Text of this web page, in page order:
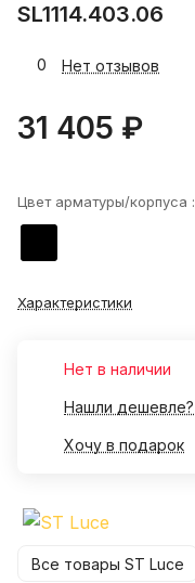
SL1114.403.06
0 Нет отзывов
31 405 ₽
Цвет арматуры/корпуса :
Характеристики
Нет в наличии
Нашли дешевле?
Хочу в подарок
Все товары ST Luce